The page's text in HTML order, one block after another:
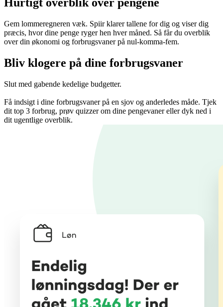
Gem lommeregneren væk. Spiir klarer tallene for dig og viser dig
præcis, hvor dine penge ryger hen hver måned. Så får du overblik
over din økonomi og forbrugsvaner på nul-komma-fem.
Bliv klogere på dine forbrugsvaner
Slut med gabende kedelige budgetter.
Få indsigt i dine forbrugsvaner på en sjov og anderledes måde. Tjek
dit top 3 forbrug, prøv quizzer om dine pengevaner eller dyk ned i
dit ugentlige overblik.